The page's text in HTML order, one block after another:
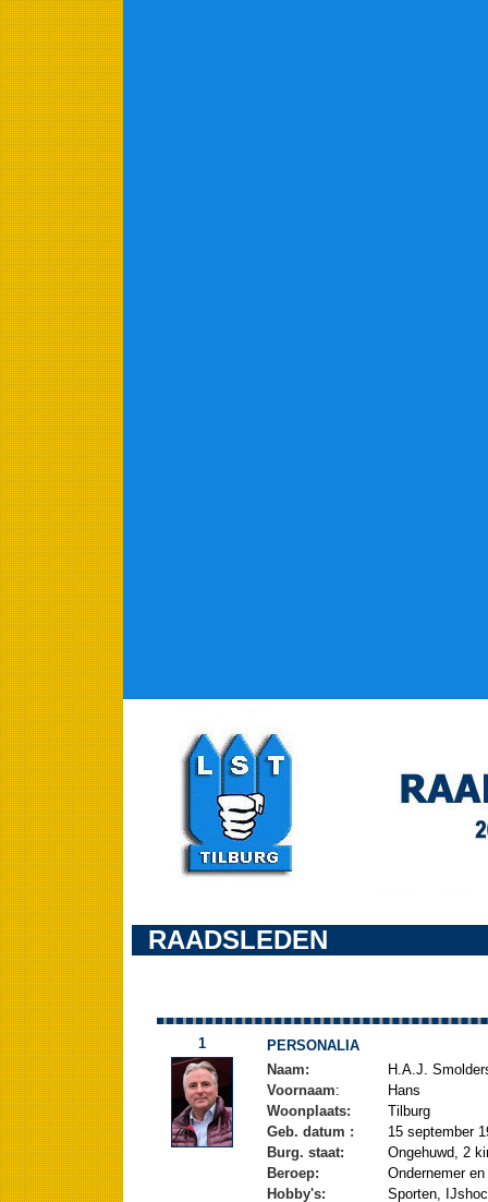
RAADSLEDEN
1
PERSONALIA
Naam:
H.A.J.
Voornaam:
Hans
Woonplaats:
Tilburg
Geb. datum :
15 september
Burg. staat:
Ongehuwd, 2
Beroep:
Ondernemer
Hobby's:
Sporten,